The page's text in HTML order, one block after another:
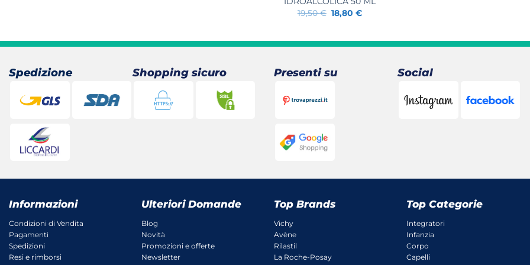
19,50€ Il
prezzo
19,50 €.
18,80€Il
18,80 €.
Spedizione Shopping sicuro Presenti su Social
Informazioni
Condizioni di Vendita
Pagamenti
Spedizioni
Resi e rimborsi
Ulteriori Domande
Blog
Novità
Promozioni e offerte
Newsletter
Top Brands
Vichy
Avène
Rilastil
La Roche-Posay
Top Categorie
Integratori
Infanzia
Corpo
Capelli